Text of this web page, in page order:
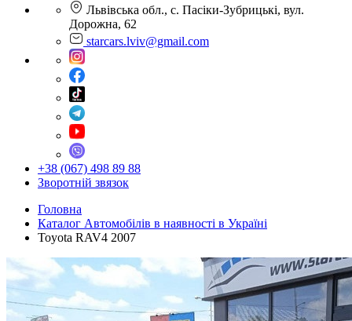
Львівська обл., с. Пасіки-Зубрицькі, вул.
Дорожна, 62
starcars.lviv@gmail.com
+38 (067) 498 89 88
Зворотній звязок
Головна
Каталог Автомобілів в наявності в Україні
Toyota RAV4 2007